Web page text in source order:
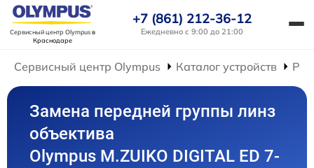
Сервисный центр Olympusв
Краснодаре
+7 (861) 212-36-12
Ежедневно с 9:00 до 21:00
Сервисный центр Olympus Каталог устройств
Замена передней группы линз
объектива
Olympus M.ZUIKO DIGITAL ED 7-